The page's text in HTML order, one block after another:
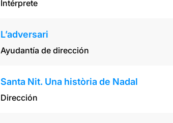
Intérprete
L’adversari
Ayudantía de dirección
Santa Nit. Una història de Nadal
Dirección